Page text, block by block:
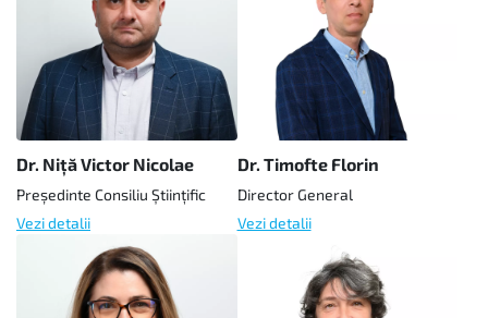
Dr. Niță Victor Nicolae
Președinte Consiliu Științific
Vezi detalii
Dr. Timofte Florin
Director General
Vezi detalii